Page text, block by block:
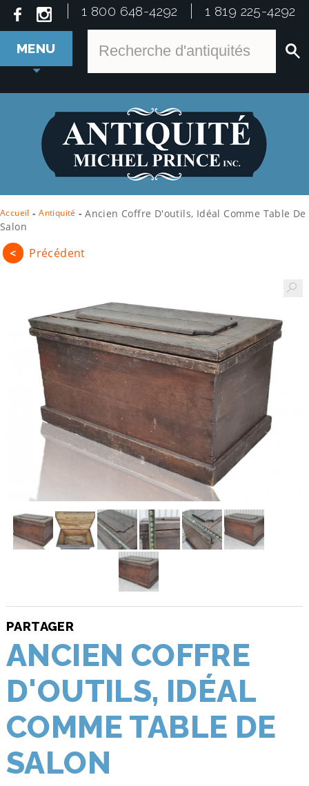
1 800 648-4292 1 819 225-4292
MENU
Accueil - Antiquité - Ancien Coffre D'outils, Idéal Comme Table De
Salon
< Précédent
PARTAGER
ANCIEN COFFRE
D'OUTILS, IDÉAL
COMME TABLE DE
SALON